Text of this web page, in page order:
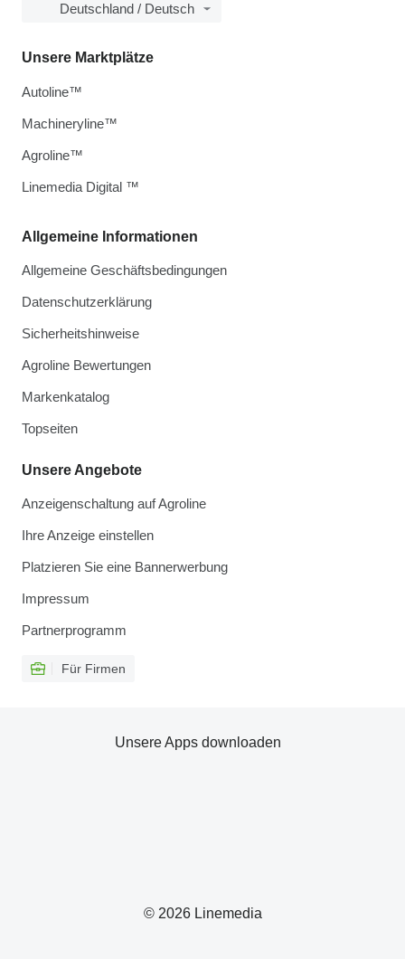
Deutschland / Deutsch
Allgemeine Informationen
Allgemeine Geschäftsbedingungen
Datenschutzerklärung
Sicherheitshinweise
Agroline Bewertungen
Markenkatalog
Topseiten
Unsere Angebote
Anzeigenschaltung auf Agroline
Ihre Anzeige einstellen
Platzieren Sie eine Bannerwerbung
Impressum
Partnerprogramm
Für Firmen
Unsere Marktplätze
Autoline™
Machineryline™
Agroline™
Linemedia Digital ™
© 2026 Linemedia
Unsere Apps downloaden